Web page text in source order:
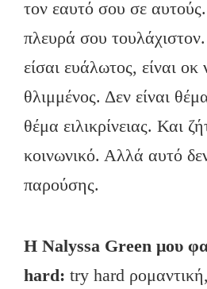
τον εαυτό σου σε
πλευρά σου
είσαι ευάλωτος, είναι οκ
θλιμμένος. Δεν είναι
θέμα ειλικρίνειας. Και
κοινωνικό. Αλλά αυτό
παρούσης.
Η Nalyssa Green μου
hard: try hard